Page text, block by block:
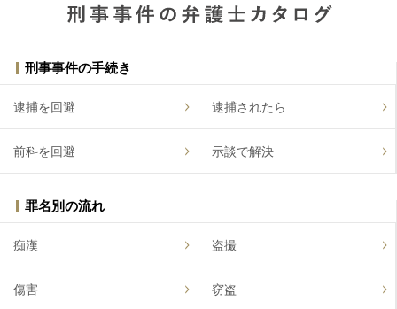
刑事事件の手続き
逮捕を回避 逮捕されたら
前科を回避 示談で解決
罪名別の流れ
痴漢 盗撮
傷害 窃盗